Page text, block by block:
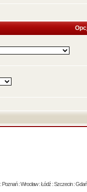
: Wrocław : Łódź : Szczecin :